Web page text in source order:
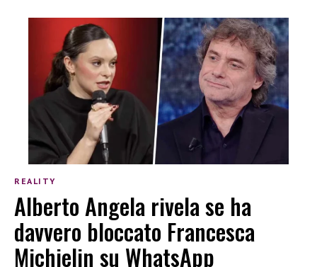
REALITY
Alberto Angela rivela se ha
davvero bloccato Francesca
Michielin su WhatsApp